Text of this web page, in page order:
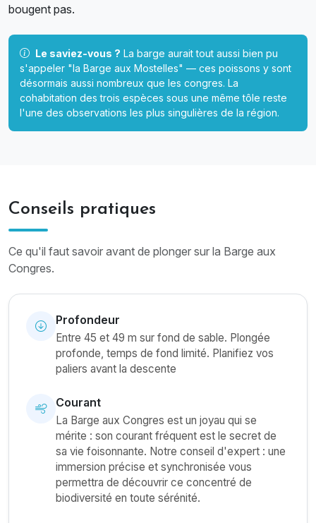
bougent pas.
Le saviez-vous ? La barge aurait tout aussi bien pu
s'appeler "la Barge aux Mostelles" — ces poissons y sont
désormais aussi nombreux que les congres. La
cohabitation des trois espèces sous une même tôle reste
l'une des observations les plus singulières de la région.
Conseils pratiques
Ce qu'il faut savoir avant de plonger sur la Barge aux
Congres.
Profondeur
Entre 45 et 49 m sur fond de sable. Plongée
profonde, temps de fond limité. Planifiez vos
paliers avant la descente
Courant
La Barge aux Congres est un joyau qui se
mérite : son courant fréquent est le secret de
sa vie foisonnante. Notre conseil d'expert : une
immersion précise et synchronisée vous
permettra de découvrir ce concentré de
biodiversité en toute sérénité.